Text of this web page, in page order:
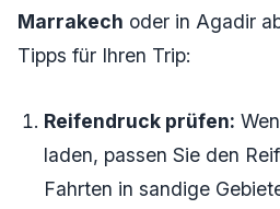
Marrakech oder in Agadir
Tipps für Ihren Trip:
Reifendruck prüfen:
laden, passen Sie den
Fahrten in sandige